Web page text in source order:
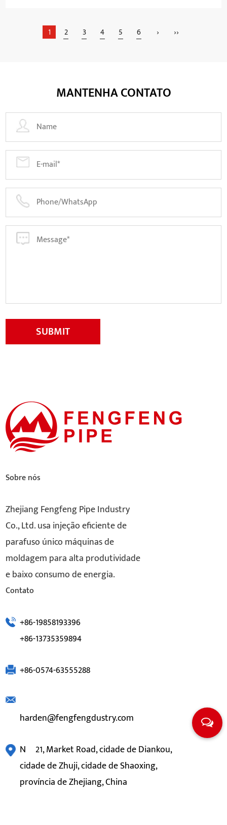
1 2 3 4 5 6 › ››
MANTENHA CONTATO
SUBMIT
Sobre nós
Zhejiang Fengfeng Pipe Industry
Co., Ltd. usa injeção eficiente de
parafuso único máquinas de
moldagem para alta produtividade
e baixo consumo de energia.
Contato
+86-19858193396
+86-13735359894
+86-0574-63555288
harden@fengfengdustry.com
Nº 21, Market Road, cidade de Diankou,
cidade de Zhuji, cidade de Shaoxing,
província de Zhejiang, China